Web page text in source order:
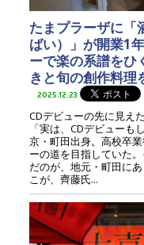
たまプラーザに「
ばい）」が開業1
ーで楽の系譜をひ
きと旬の創作料理
2025.12.23
CDデビューの先に見え
「実は、CDデビュー
京・町田出身。高校卒
ーの道を目指していた
だのが、地元・町田に
こが、齊藤氏...